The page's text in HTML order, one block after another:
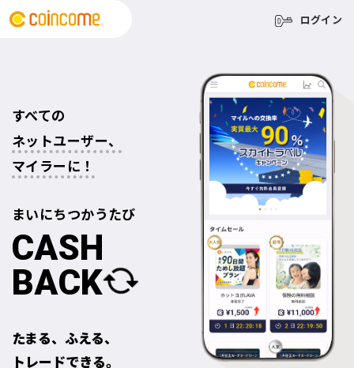
ログイン
すべての
ネットユーザー、
マイラーに！
まいにちつかうたび
CASH
BACK
たまる、ふえる、
トレードできる。